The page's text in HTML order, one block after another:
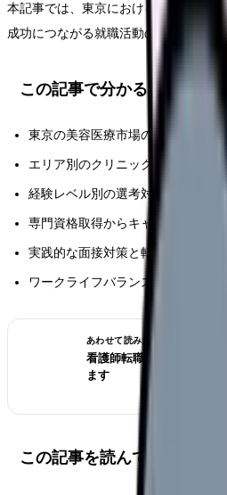
本記事では、東京における美容看護師
成功につながる就職活動の実践方法ま
この記事で分かること
東京の美容医療市場の最新動向と求
エリア別のクリニック特性と求人
経験レベル別の選考対策と給与交
専門資格取得からキャリアアップ
実践的な面接対策と転職成功のため
ワークライフバランスを実現する
あわせて読みたい
看護師転職のリアル体験
ます
この記事を読んでほしい人